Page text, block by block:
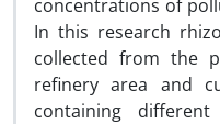
concentrations of
In this research
collected from the
refinery area and
containing